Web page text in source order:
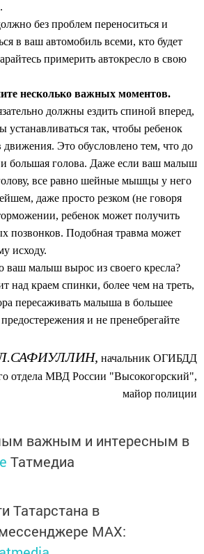
без проблем переноситься и
в ваш автомобиль всеми, кто будет
примерить автокресло в свою
несколько важных моментов.
должны ездить спиной вперед,
устанавливаться так, чтобы ребенок
Это обусловлено тем, что до
и большая голова. Даже если ваш малыш
все равно шейные мышцы у него
даже просто резком (не говоря
ребенок может получить
позвонков. Подобная травма может
исходу.
ваш малыш вырос из своего кресла?
над краем спинки, более чем на треть,
пересаживать малыша в большее
и не пренебрегайте
начальник ОГИБДД
отдела МВД России "Высокогорский",
майор полиции
важным и интересным в
Татмедиа
Татарстана в
MАХ: